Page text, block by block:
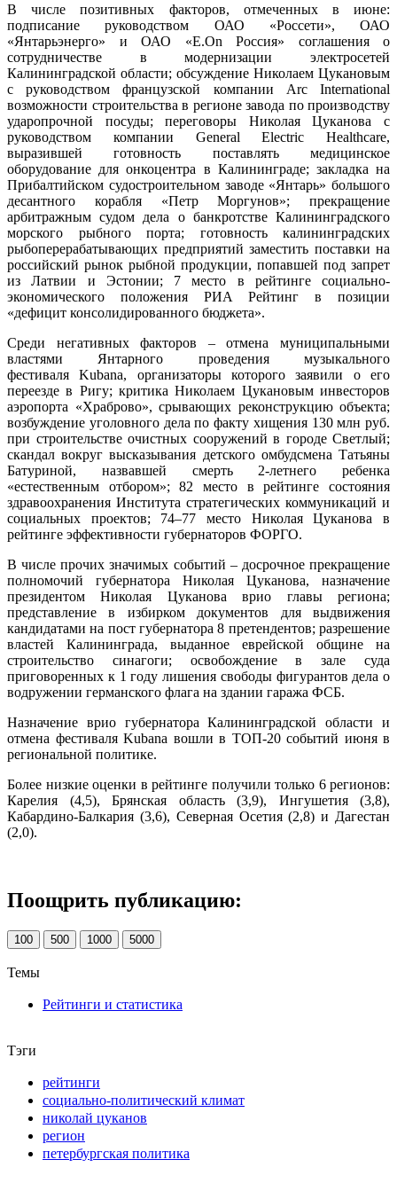
В числе позитивных факторов, отмеченных в июне:
подписание руководством ОАО «Россети», ОАО
«Янтарьэнерго» и ОАО «E.Оn Россия» соглашения о
сотрудничестве в модернизации электросетей
Калининградской области; обсуждение Николаем Цукановым
с руководством французской компании Arc International
возможности строительства в регионе завода по производству
ударопрочной посуды; переговоры Николая Цуканова с
руководством компании General Electric Healthcare,
выразившей готовность поставлять медицинское
оборудование для онкоцентра в Калининграде; закладка на
Прибалтийском судостроительном заводе «Янтарь» большого
десантного корабля «Петр Моргунов»; прекращение
арбитражным судом дела о банкротстве Калининградского
морского рыбного порта; готовность калининградских
рыбоперерабатывающих предприятий заместить поставки на
российский рынок рыбной продукции, попавшей под запрет
из Латвии и Эстонии; 7 место в рейтинге социально-
экономического положения РИА Рейтинг в позиции
«дефицит консолидированного бюджета».
Среди негативных факторов – отмена муниципальными
властями Янтарного проведения музыкального
фестиваля Kubana, организаторы которого заявили о его
переезде в Ригу; критика Николаем Цукановым инвесторов
аэропорта «Храброво», срывающих реконструкцию объекта;
возбуждение уголовного дела по факту хищения 130 млн руб.
при строительстве очистных сооружений в городе Светлый;
скандал вокруг высказывания детского омбудсмена Татьяны
Батуриной, назвавшей смерть 2-летнего ребенка
«естественным отбором»; 82 место в рейтинге состояния
здравоохранения Института стратегических коммуникаций и
социальных проектов; 74–77 место Николая Цуканова в
рейтинге эффективности губернаторов ФОРГО.
В числе прочих значимых событий – досрочное прекращение
полномочий губернатора Николая Цуканова, назначение
президентом Николая Цуканова врио главы региона;
представление в избирком документов для выдвижения
кандидатами на пост губернатора 8 претендентов; разрешение
властей Калининграда, выданное еврейской общине на
строительство синагоги; освобождение в зале суда
приговоренных к 1 году лишения свободы фигурантов дела о
водружении германского флага на здании гаража ФСБ.
Назначение врио губернатора Калининградской области и
отмена фестиваля Kubana вошли в ТОП-20 событий июня в
региональной политике.
Более низкие оценки в рейтинге получили только 6 регионов:
Карелия (4,5), Брянская область (3,9), Ингушетия (3,8),
Кабардино-Балкария (3,6), Северная Осетия (2,8) и Дагестан
(2,0).
Поощрить публикацию:
100 500 1000 5000
Темы
Рейтинги и статистика
Тэги
рейтинги
социально-политический климат
николай цуканов
регион
петербургская политика